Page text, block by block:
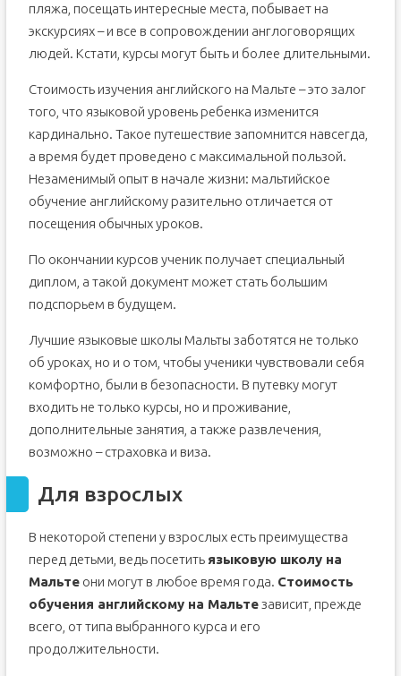
пляжа, посещать интересные места, побывает на
экскурсиях – и все в сопровождении англоговорящих
людей. Кстати, курсы могут быть и более длительными.
Стоимость изучения английского на Мальте – это залог
того, что языковой уровень ребенка изменится
кардинально. Такое путешествие запомнится навсегда,
а время будет проведено с максимальной пользой.
Незаменимый опыт в начале жизни: мальтийское
обучение английскому разительно отличается от
посещения обычных уроков.
По окончании курсов ученик получает специальный
диплом, а такой документ может стать большим
подспорьем в будущем.
Лучшие языковые школы Мальты заботятся не только
об уроках, но и о том, чтобы ученики чувствовали себя
комфортно, были в безопасности. В путевку могут
входить не только курсы, но и проживание,
дополнительные занятия, а также развлечения,
возможно – страховка и виза.
Для взрослых
В некоторой степени у взрослых есть преимущества
перед детьми, ведь посетить языковую школу на
Мальтеони могут в любое время года. Стоимость
обучения английскому на Мальтезависит, прежде
всего, от типа выбранного курса и его
продолжительности.